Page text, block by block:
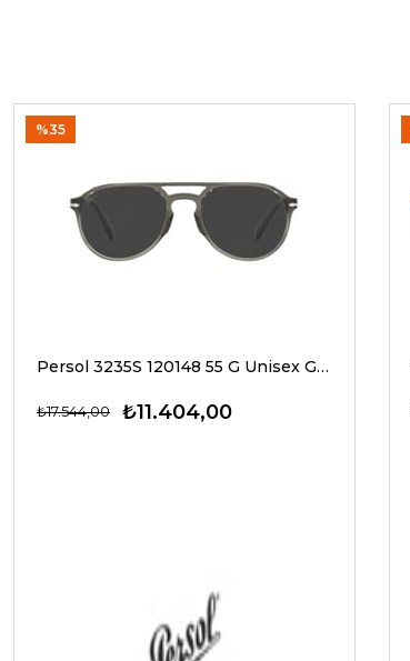
Persol 3235S 120148 55 G Unisex Güneş Gözlükleri
₺11.404,00
₺17.544,00
%35